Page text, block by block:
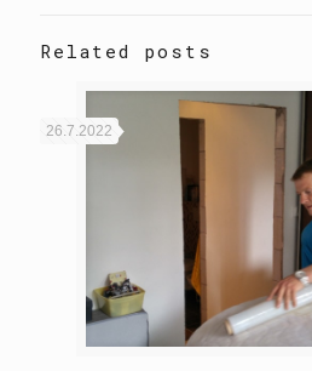
Related posts
26.7.2022